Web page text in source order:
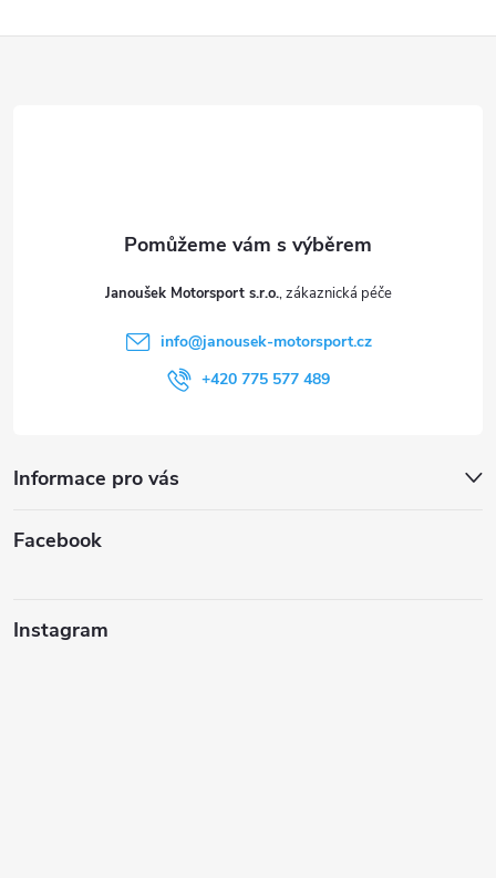
Janoušek Motorsport s.r.o.
info@janousek-motorsport.cz
+420 775 577 489
Informace pro vás
Facebook
Instagram